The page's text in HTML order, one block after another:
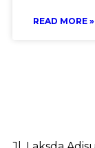
READ MORE »